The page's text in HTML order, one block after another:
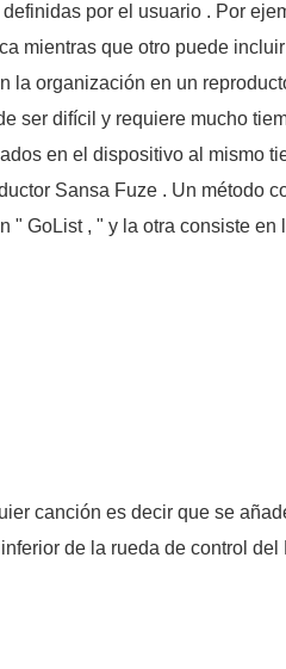
por el usuario . Por
mientras que otro puede
la organización en un
ser difícil y requiere mucho
en el dispositivo al mismo
Sansa Fuze . Un método
" GoList , " y la otra consiste
canción es decir que se
de la rueda de control del